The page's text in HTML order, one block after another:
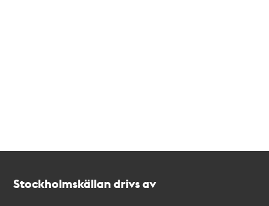
Stockholmskällan drivs av